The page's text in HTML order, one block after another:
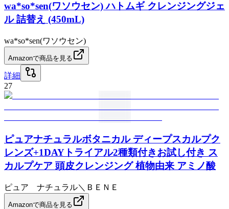
wa*so*sen(ワソウセン) ハトムギ クレンジングジェ
ル 詰替え (450mL)
wa*so*sen(ワソウセン)
Amazonで商品を見る
詳細
27
ピュアナチュラルボタニカル ディープスカルプク
レンズ+1DAYトライアル2種類付きお試し付き ス
カルプケア 頭皮クレンジング 植物由来 アミノ酸
ピュア ナチュラル＼ＢＥＮＥ
Amazonで商品を見る